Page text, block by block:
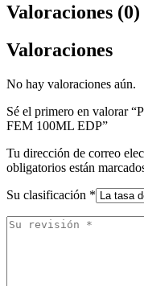
Valoraciones (0)
Valoraciones
No hay valoraciones aún.
Sé el primero en valorar
FEM 100ML EDP”
Tu dirección de correo
obligatorios están
Su clasificación *